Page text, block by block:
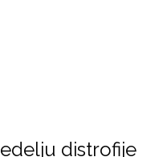
distrofije